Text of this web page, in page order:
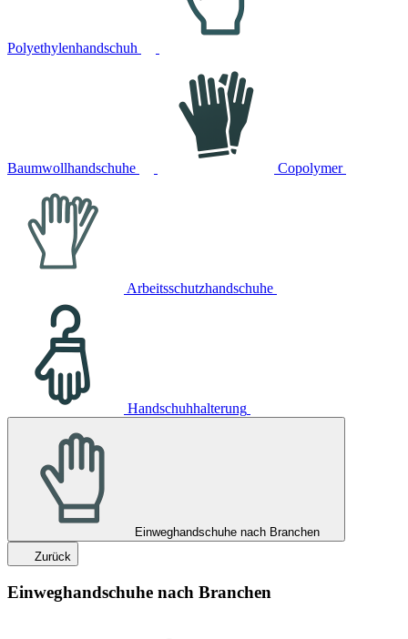
Polyethylenhandschuh
Baumwollhandschuhe Copolymer
Arbeitsschutzhandschuhe
Handschuhhalterung
Einweghandschuhe nach Branchen
Zurück
Einweghandschuhe nach Branchen